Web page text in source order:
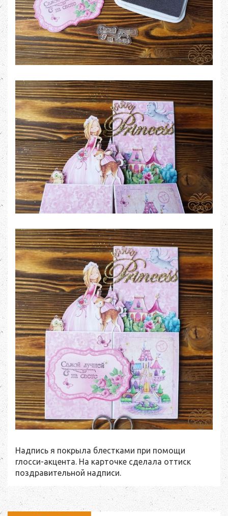
Надпись я покрыла блестками при помощи
глосси-акцента. На карточке сделала оттиск
поздравительной надписи.